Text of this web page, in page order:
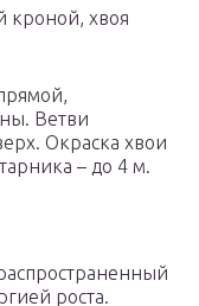
кроной, хвоя
Ветви
Окраска хвои
– до 4 м.
роста.